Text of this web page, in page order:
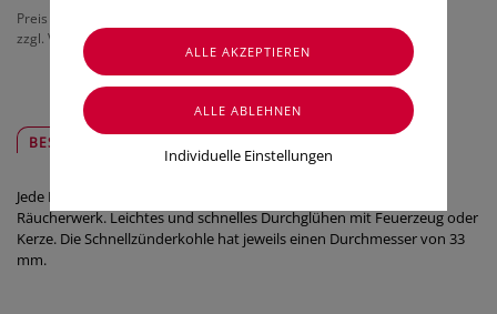
Preis inkl. MwSt.
zzgl. Versandkosten
BESCHREIBUNG
Jede Rolle enthält 10 Kohletabletten zum Verbrennen von
Räucherwerk. Leichtes und schnelles Durchglühen mit Feuerzeug oder
Kerze. Die Schnellzünderkohle hat jeweils einen Durchmesser von 33
mm.
Individuelle Einstellungen